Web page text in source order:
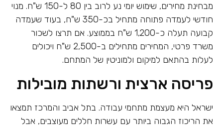
מבחינת מחירים, שימוש יומי נע לרוב בין 80 ל-150 ש"ח. מנוי
חודשי לעמדה פתוחה מתחיל בכ-350 ש"ח, בעוד שעמדה
קבועה תעלה כ-1,200 ש"ח בממוצע. אם תרצו לשכור
משרד פרטי, המחירים מתחילים ב-2,500 ש"ח ויכולים
לעלות בהתאם למיקום ולמוניטין של המתחם.
פריסה ארצית ורשתות מובילות
ישראל היא מעצמת מתחמי עבודה. בתל אביב והמרכז תמצאו
את הריכוז הגבוה ביותר עם עשרות חללים מעוצבים, אבל